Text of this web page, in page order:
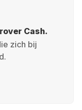
Cash.
zich bij